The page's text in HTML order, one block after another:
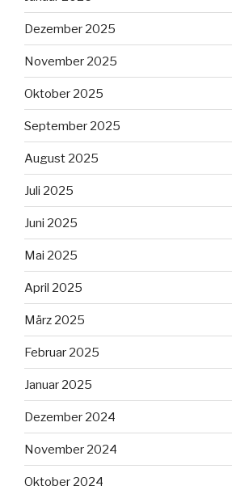
Dezember 2025
November 2025
Oktober 2025
September 2025
August 2025
Juli 2025
Juni 2025
Mai 2025
April 2025
März 2025
Februar 2025
Januar 2025
Dezember 2024
November 2024
Oktober 2024